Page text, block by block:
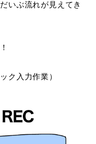
いぶ流れが見えてき
ク入力作業）